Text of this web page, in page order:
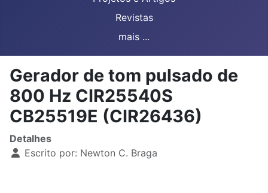
Revistas
mais ...
Gerador de tom pulsado de
800 Hz CIR25540S
CB25519E (CIR26436)
Detalhes
Escrito por: Newton C. Braga